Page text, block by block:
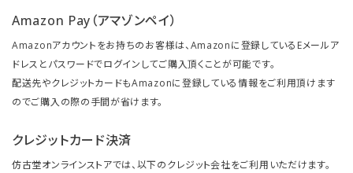
Amazon Pay（アマゾンペイ）
Amazonアカウントをお持ちのお客様は、Amazonに登録しているEメールア
ドレスとパスワードでログインしてご購入頂くことが可能です。
配送先やクレジットカードもAmazonに登録している情報をご利用頂けます
のでご購入の際の手間が省けます。
クレジットカード決済
仿古堂オンラインストアでは、以下のクレジット会社をご利用いただけます。